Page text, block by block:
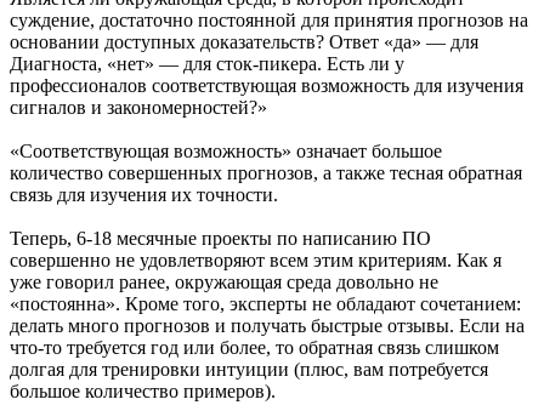
суждение, достаточно постоянной для принятия прогнозов на
основании доступных доказательств? Ответ «да» — для
Диагноста, «нет» — для сток-пикера. Есть ли у
профессионалов соответствующая возможность для изучения
сигналов и закономерностей?»
«Соответствующая возможность» означает большое
количество совершенных прогнозов, а также тесная обратная
связь для изучения их точности.
Теперь, 6-18 месячные проекты по написанию ПО
совершенно не удовлетворяют всем этим критериям. Как я
уже говорил ранее, окружающая среда довольно не
«постоянна». Кроме того, эксперты не обладают сочетанием:
делать много прогнозов и получать быстрые отзывы. Если на
что-то требуется год или более, то обратная связь слишком
долгая для тренировки интуиции (плюс, вам потребуется
большое количество примеров).